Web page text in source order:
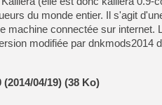
[GK] Isle of Reveries : le
[GK] Moonlighter 2 : The
[GK] Capcom relance
[Mo5] Deux inédits du
[GK] Le beat'em up The
du monde entier. Il s'agit
machine connectée sur internet.
modifiée par dnkmods2014
04/19) (38 Ko)